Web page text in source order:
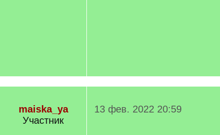
maiska_ya
Участник
13 фев. 2022 20:59